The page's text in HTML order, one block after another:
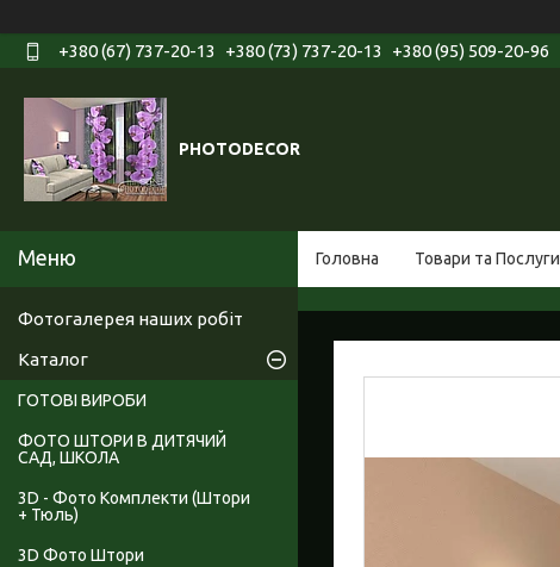
+380 (67) 737-20-13 +380 (73) 737-20-13 +380 (95) 509-20-96
PHOTODECOR
Головна Товари та Послуги
Фотогалерея наших робіт
Каталог
ГОТОВІ ВИРОБИ
ФОТО ШТОРИ В ДИТЯЧИЙ
САД, ШКОЛА
3D - Фото Комплекти (Штори
+ Тюль)
3D Фото Штори